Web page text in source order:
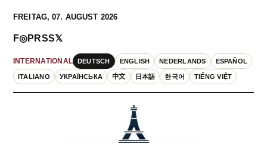
FREITAG, 07. AUGUST 2026
INTERNATIONAL DEUTSCH ENGLISH NEDERLANDS ESPAÑOL
ITALIANO УКРАЇНСЬКА 中文 日本語 한국어 TIẾNG VIỆT
F◎PRSS𝕏